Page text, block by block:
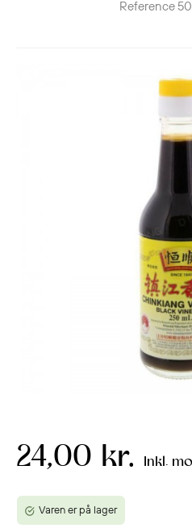
Reference
24,00 kr. Inkl.
Varen er på lager